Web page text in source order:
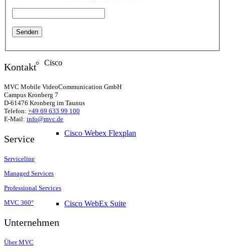
Cisco
Cisco Webex Flexplan
Cisco WebEx Suite
Kontakt
MVC Mobile VideoCommunication GmbH
Campus Kronberg 7
D-61476 Kronberg im Taunus
Telefon: +49 69 633 99 100
E-Mail: info@mvc.de
Service
Serviceline
Managed Services
Professional Services
MVC 360°
Unternehmen
Über MVC